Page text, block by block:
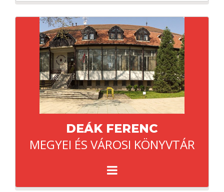
DEÁK FERENC
MEGYEI ÉS VÁROSI KÖNYVTÁR